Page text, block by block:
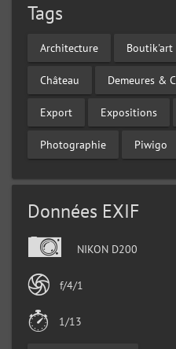
Tags
Architecture Boutik'art
Château Demeures &
Export Expositions
Photographie Piwigo
Données EXIF
NIKON D200
f/4/1
1/13